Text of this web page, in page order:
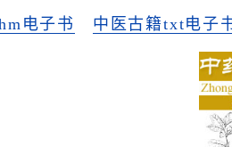
电子书 中医古籍txt电子